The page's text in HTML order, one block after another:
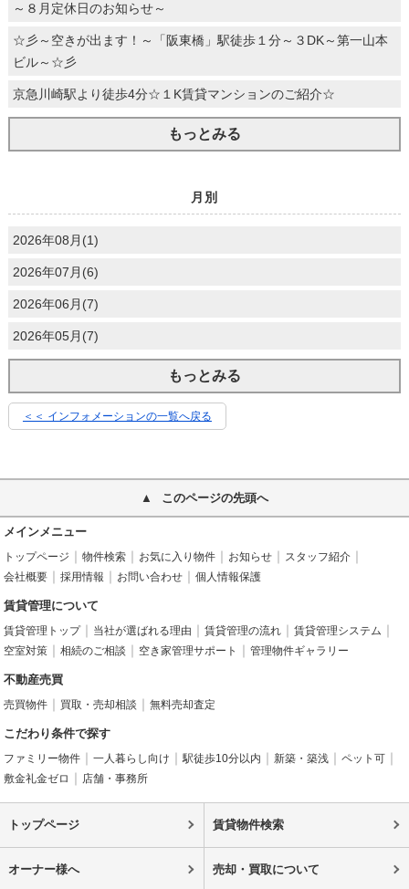
～８月定休日のお知らせ～
☆彡～空きが出ます！～「阪東橋」駅徒歩１分～３DK～第一山本
ビル～☆彡
京急川崎駅より徒歩4分☆１K賃貸マンションのご紹介☆
もっとみる
月別
2026年08月(1)
2026年07月(6)
2026年06月(7)
2026年05月(7)
もっとみる
＜＜ インフォメーションの一覧へ戻る
このページの先頭へ
メインメニュー
トップページ 物件検索 お気に入り物件 お知らせ
スタッフ紹介
会社概要
採用情報 お問い合わせ 個人情報保護
賃貸管理について
賃貸管理トップ 当社が選ばれる理由 賃貸管理の流れ
賃貸管理システム
空室対策
相続のご相談 空き家管理サポート 管理物件ギャラリー
不動産売買
売買物件 買取・売却相談 無料売却査定
こだわり条件で探す
ファミリー物件 一人暮らし向け 駅徒歩10分以内 新築・築浅
ペット可
敷金礼金ゼロ
店舗・事務所
トップページ 賃貸物件検索
オーナー様へ 売却・買取について